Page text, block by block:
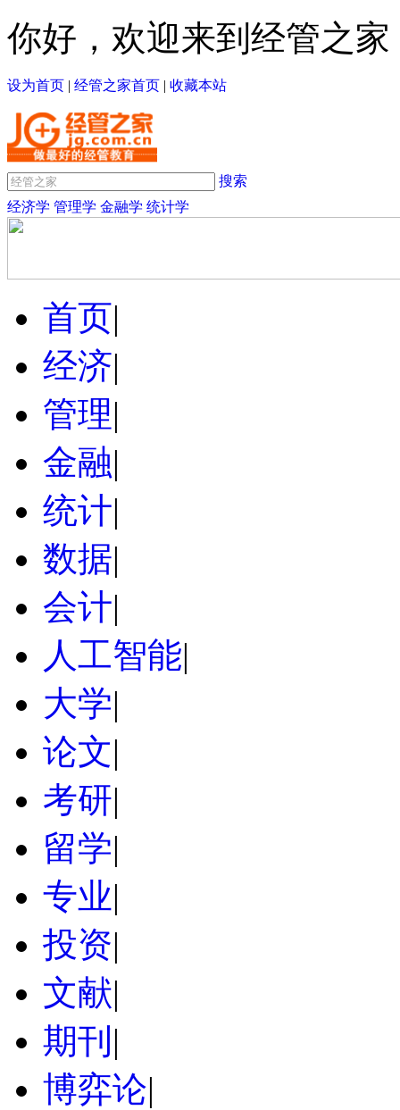
你好，欢迎来到经管之家
设为首页 | 经管之家首页 | 收藏本站
搜索
经济学 管理学 金融学 统计学
首页|
经济|
管理|
金融|
统计|
数据|
会计|
人工智能|
大学|
论文|
考研|
留学|
专业|
投资|
文献|
期刊 |
博弈论|